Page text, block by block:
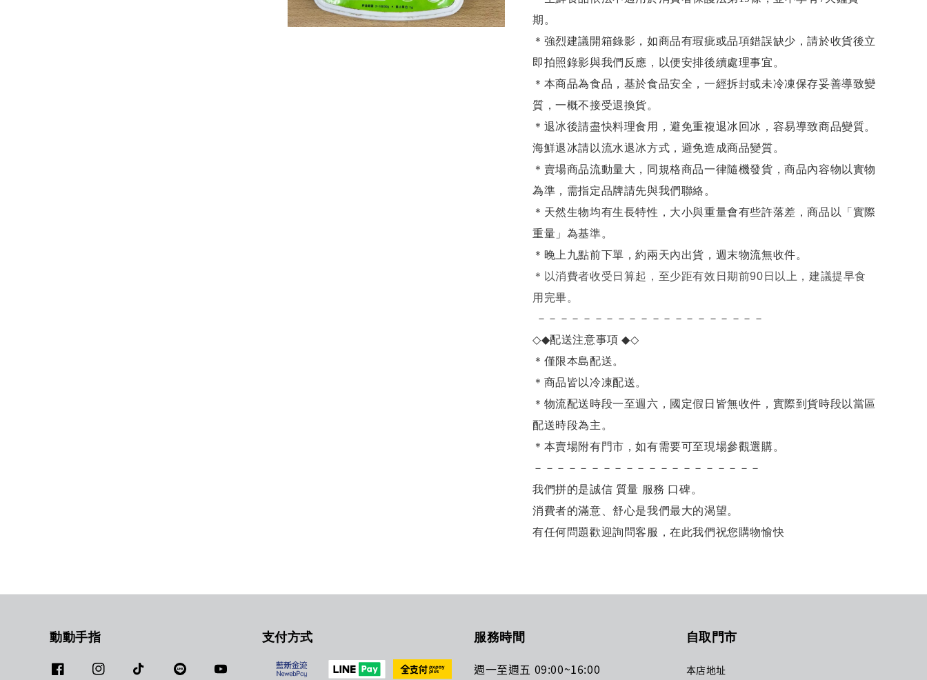
期。
＊強烈建議開箱錄影，如商品有瑕疵或品項錯誤缺少，請於收貨後立
即拍照錄影與我們反應，以便安排後續處理事宜。
＊本商品為食品，基於食品安全，一經拆封或未冷凍保存妥善導致變
質，一概不接受退換貨。
＊退冰後請盡快料理食用，避免重複退冰回冰，容易導致商品變質。
海鮮退冰請以流水退冰方式，避免造成商品變質。
＊賣場商品流動量大，同規格商品一律隨機發貨，商品內容物以實物
為準，需指定品牌請先與我們聯絡。
＊天然生物均有生長特性，大小與重量會有些許落差，商品以「實際
重量」為基準。
＊晚上九點前下單，約兩天內出貨，週末物流無收件。
＊ 以消費者收受日算起，至少距有效日期前90日以上，建議提早食
用完畢。
－－－－－－－－－－－－－－－－－－－－
◇◆配送注意事項◆◇
＊僅限本島配送。
＊商品皆以冷凍配送。
＊物流配送時段一至週六，國定假日皆無收件，實際到貨時段以當區
配送時段為主。
＊本賣場附有門市，如有需要可至現場參觀選購。
－－－－－－－－－－－－－－－－－－－－
我們拼的是誠信 質量 服務 口碑。
消費者的滿意、舒心是我們最大的渴望。
有任何問題歡迎詢問客服，在此我們祝您購物愉快
動動手指 支付方式 服務時間
週一至週五 09:00~16:00
自取門市
本店地址